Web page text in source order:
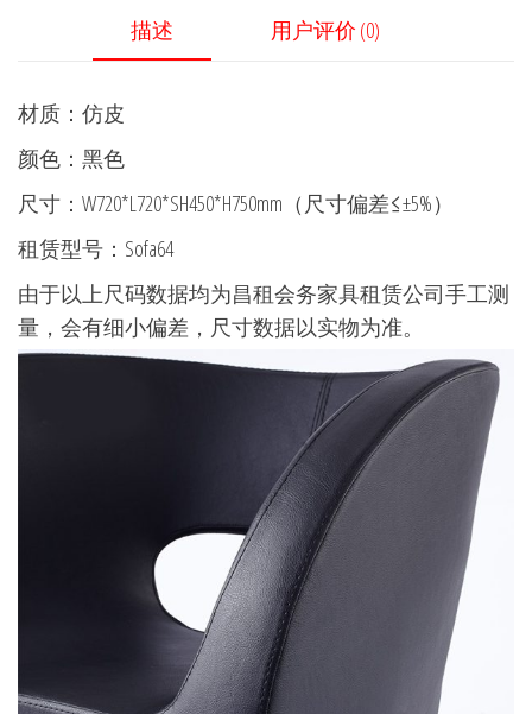
描述 用户评价 (0)
材质：仿皮
颜色：黑色
尺寸：W720*L720*SH450*H750mm（尺寸偏差≤±5%）
租赁型号：Sofa64
由于以上尺码数据均为昌租会务家具租赁公司手工测
量，会有细小偏差，尺寸数据以实物为准。